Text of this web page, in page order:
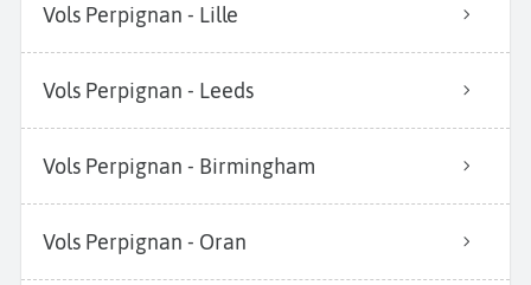
Vols Perpignan - Lille
Vols Perpignan - Leeds
Vols Perpignan - Birmingham
Vols Perpignan - Oran